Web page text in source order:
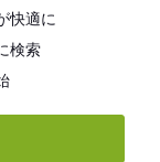
快適に
検索